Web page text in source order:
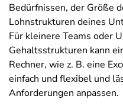
Bedürfnissen, der Größe
Lohnstrukturen deines
Für kleinere Teams oder
Gehaltsstrukturen kann
Rechner, wie z. B. eine
einfach und flexibel und
Anforderungen anpassen.